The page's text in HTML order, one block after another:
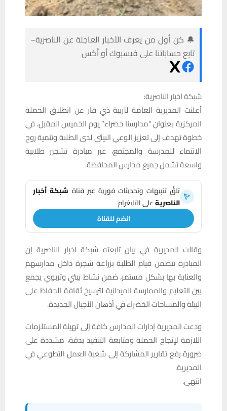
🔔 كن أول من يعرف الأخبار العاجلة عن الناصرية–
تابع حساباتنا على فيسبوك أو أكس
شبكة اخبار الناصرية:
أعلنت المديرية العامة لتربية ذي قار عن انطلاق الحملة
المركزية بعنوان “مدارسنا خضراء” يوم الخميس المقبل، في
خطوة تهدف إلى تعزيز الوعي البيئي لدى الطلبة وتنمية روح
الانتماء للمدرسة والمجتمع، عبر مبادرة تشجير طلابية
واسعة تشمل جميع مدارس المحافظة.
تلقَّ تنبيهات وتحديثات فورية عبر قناة شبكة أخبار
الناصريةعلى التليغرام
انضم للقناة
وقالت المديرية في بيان تابعته شبكة اخبار الناصرية إن
المبادرة تتضمن قيام الطلبة بزراعة شجرة داخل مدارسهم
والعناية بها بشكل مستمر، ضمن نشاط بيئي وتربوي يجمع
بين التعليم والممارسة الميدانية لترسيخ ثقافة الحفاظ على
البيئة والمساحات الخضراء في أذهان الأجيال الجديدة.
ودعت المديرية إدارات المدارس كافة إلى تهيئة المستلزمات
اللازمة لإنجاح الحملة ومتابعة التنفيذ بدقة، مشددة على
ضرورة رفع تقارير المشاركة إلى شعبة العمل التطوعي في
المديرية.
انتهى.